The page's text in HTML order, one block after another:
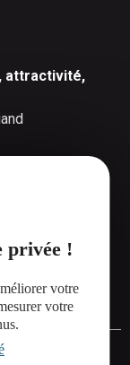
privée !
votre
votre
attractivité,